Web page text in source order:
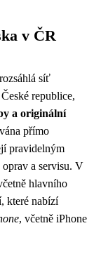
v ČR
síť
republice,
a originální
přímo
pravidelným
a servisu. V
hlavního
které nabízí
, včetně iPhone